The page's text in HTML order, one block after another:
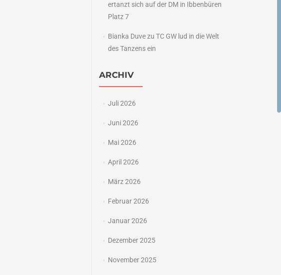
ertanzt sich auf der DM in Ibbenbüren
Platz 7
Bianka Duvezu TC GW lud in die Welt
des Tanzens ein
ARCHIV
Juli 2026
Juni 2026
Mai 2026
April 2026
März 2026
Februar 2026
Januar 2026
Dezember 2025
November 2025